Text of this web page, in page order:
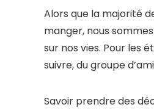
Alors que la majorité
manger, nous
sur nos vies. Pour les
suivre, du groupe
Savoir prendre des